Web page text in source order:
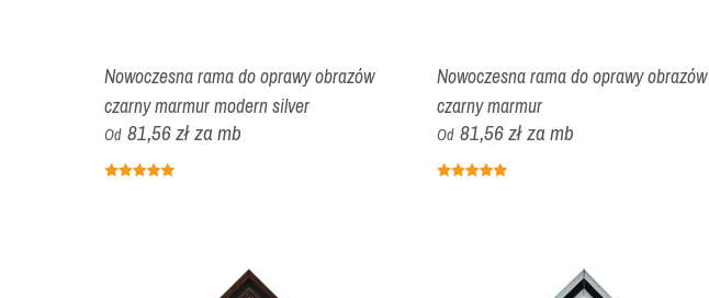
Nowoczesna rama do oprawy obrazów
czarny marmur modern silver
Od 81,56 zł za mb
Nowoczesna rama do oprawy obrazów
czarny marmur
Od 81,56 zł za mb